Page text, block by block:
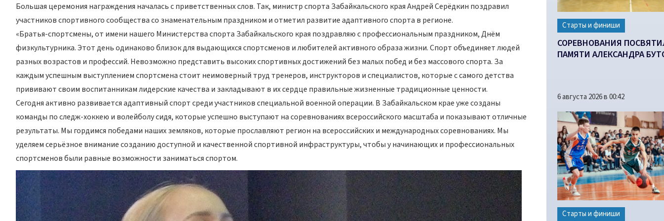
Большая церемония награждения началась с приветственных слов. Так, министр спорта Забайкальского края Андрей Серёдкин поздравил
участников спортивного сообщества со знаменательным праздником и отметил развитие адаптивного спорта в регионе.
«Братья-спортсмены, от имени нашего Министерства спорта Забайкальского края поздравляю с профессиональным праздником, Днём
физкультурника. Этот день одинаково близок для выдающихся спортсменов и любителей активного образа жизни. Спорт объединяет людей
разных возрастов и профессий. Невозможно представить высоких спортивных достижений без малых побед и без массового спорта. За
каждым успешным выступлением спортсмена стоит неимоверный труд тренеров, инструкторов и специалистов, которые с самого детства
прививают своим воспитанникам лидерские качества и закладывают в их сердце правильные жизненные традиционные ценности.
Сегодня активно развивается адаптивный спорт среди участников специальной военной операции. В Забайкальском крае уже созданы
команды по следж-хоккею и волейболу сидя, которые успешно выступают на соревнованиях всероссийского масштаба и показывают отличные
результаты. Мы гордимся победами наших земляков, которые прославляют регион на всероссийских и международных соревнованиях. Мы
уделяем серьёзное внимание созданию доступной и качественной спортивной инфраструктуры, чтобы у начинающих и профессиональных
спортсменов были равные возможности заниматься спортом.
Старты и финиши
СОРЕВНОВАНИЯ
ПАМЯТИ АЛЕКСАНДРА
6 августа 2026 в 00:42
Старты и финиши